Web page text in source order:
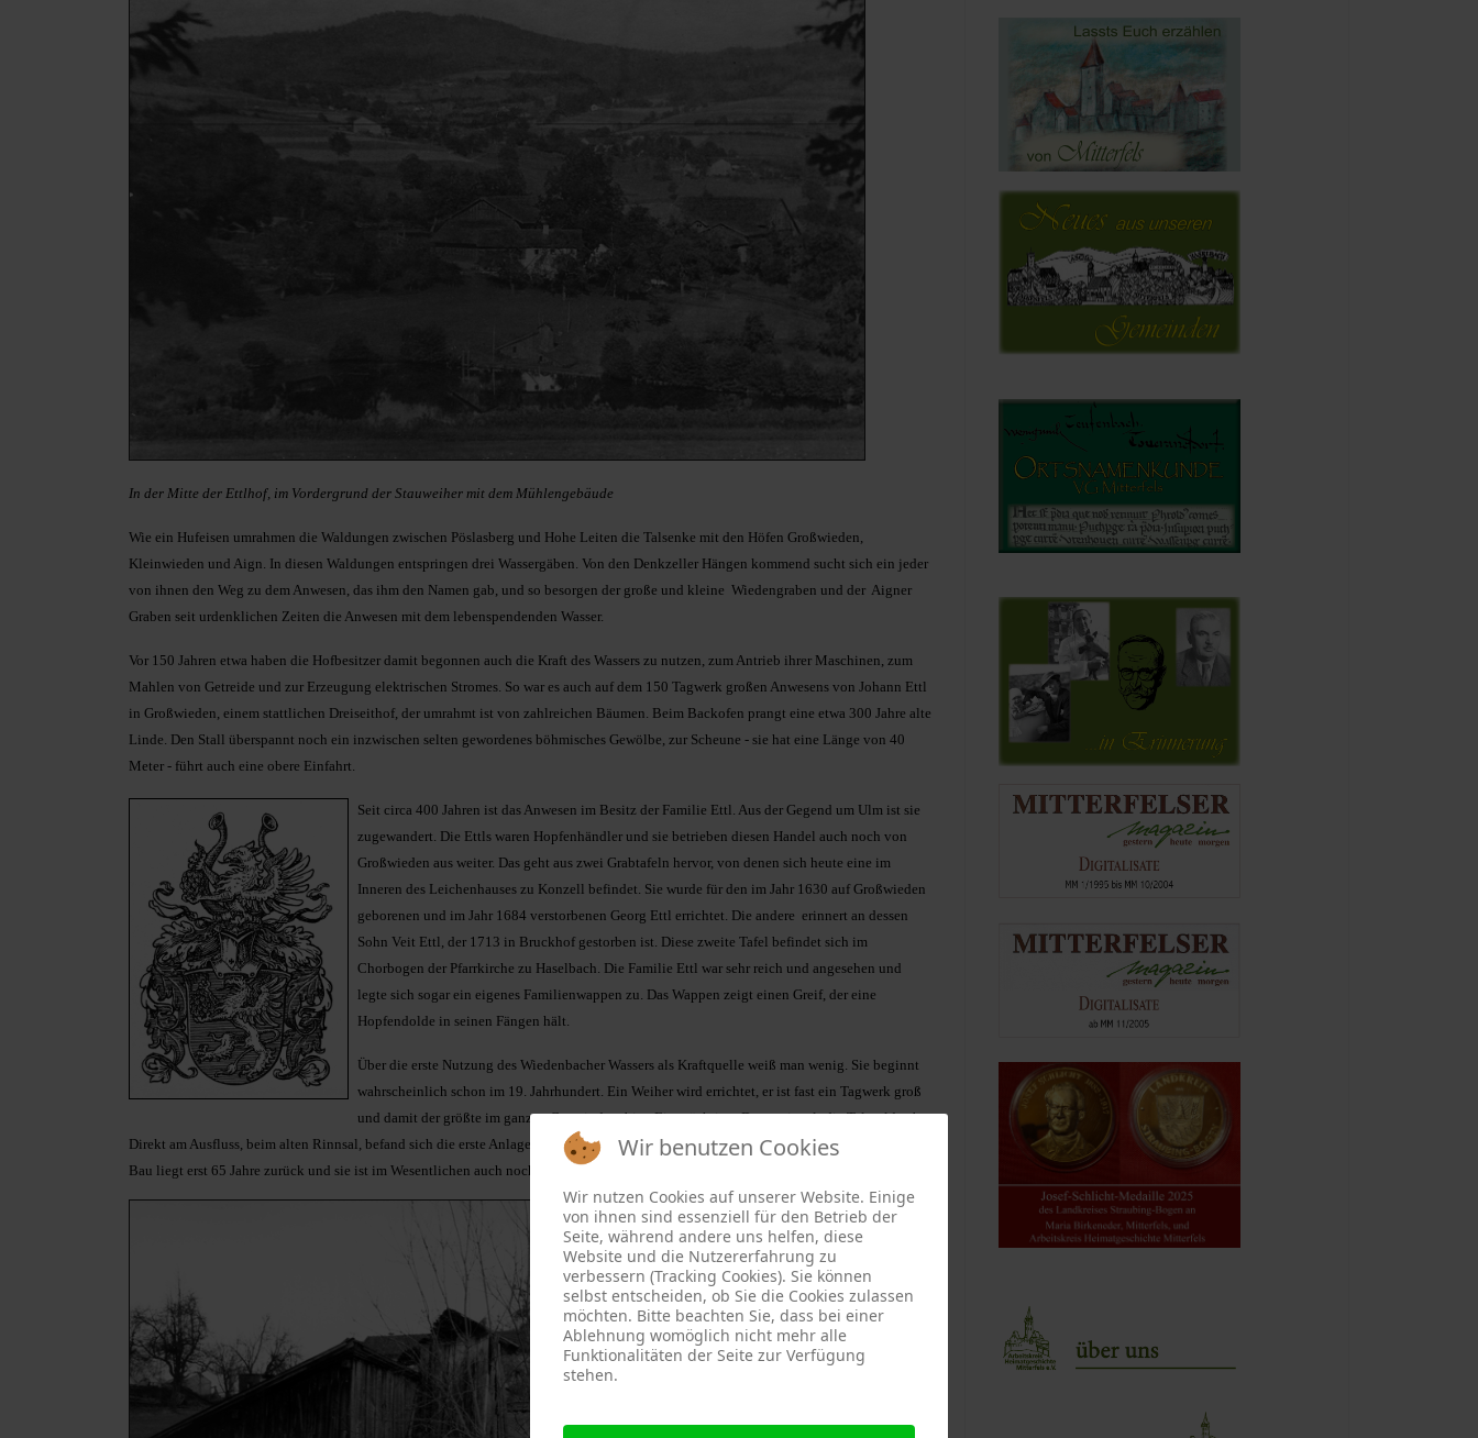
In der Mitte der Ettlhof, im Vordergrund der Stauweiher mit dem Mühlengebäude
Wie ein Hufeisen umrahmen die Waldungen zwischen Pöslasberg und Hohe Leiten die Talsenke mit den Höfen Großwieden,
Kleinwieden und Aign. In diesen Waldungen entspringen drei Wassergäben. Von den Denkzeller Hängen kommend sucht sich ein jeder
von ihnen den Weg zu dem Anwesen, das ihm den Namen gab, und so besorgen der große und kleine Wiedengraben und der Aigner
Graben seit urdenklichen Zeiten die Anwesen mit dem lebenspendenden Wasser.
Vor 150 Jahren etwa haben die Hofbesitzer damit begonnen auch die Kraft des Wassers zu nutzen, zum Antrieb ihrer Maschinen, zum
Mahlen von Getreide und zur Erzeugung elektrischen Stromes. So war es auch auf dem 150 Tagwerk großen Anwesens von Johann Ettl
in Großwieden, einem stattlichen Dreiseithof, der umrahmt ist von zahlreichen Bäumen. Beim Backofen prangt eine etwa 300 Jahre alte
Linde. Den Stall überspannt noch ein inzwischen selten gewordenes böhmisches Gewölbe, zur Scheune - sie hat eine Länge von 40
Meter - führt auch eine obere Einfahrt.
Seit circa 400 Jahren ist das Anwesen im Besitz der Familie Ettl. Aus der Gegend um Ulm ist sie
zugewandert. Die Ettls waren Hopfenhändler und sie betrieben diesen Handel auch noch von
Großwieden aus weiter. Das geht aus zwei Grabtafeln hervor, von denen sich heute eine im
Inneren des Leichenhauses zu Konzell befindet. Sie wurde für den im Jahr 1630 auf Großwieden
geborenen und im Jahr 1684 verstorbenen Georg Ettl errichtet. Die andere erinnert an dessen
Sohn Veit Ettl, der 1713 in Bruckhof gestorben ist. Diese zweite Tafel befindet sich im
Chorbogen der Pfarrkirche zu Haselbach. Die Familie Ettl war sehr reich und angesehen und
legte sich sogar ein eigenes Familienwappen zu. Das Wappen zeigt einen Greif, der eine
Hopfendolde in seinen Fängen hält.
Über die erste Nutzung des Wiedenbacher Wassers als Kraftquelle weiß man wenig. Sie beginnt
wahrscheinlich schon im 19. Jahrhundert. Ein Weiher wird errichtet, er ist fast ein Tagwerk groß
und damit der größte im ganzen Gemeindegebiet. Ein mächtiger Damm riegelt die Talmulde ab.
Direkt am Ausfluss, beim alten Rinnsal, befand sich die erste Anlage. Über die zweite aber weiß man recht gut Bescheid, denn deren
Bau liegt erst 65 Jahre zurück und sie ist im Wesentlichen auch noch erhalten, wenn auch nicht mehr benutzbar.
Wir benutzen Cookies
Wir nutzen Cookies auf unserer Website. Einige
von ihnen sind essenziell für den Betrieb der
Seite, während andere uns helfen, diese
Website und die Nutzererfahrung zu
verbessern (Tracking Cookies). Sie können
selbst entscheiden, ob Sie die Cookies zulassen
möchten. Bitte beachten Sie, dass bei einer
Ablehnung womöglich nicht mehr alle
Funktionalitäten der Seite zur Verfügung
stehen.